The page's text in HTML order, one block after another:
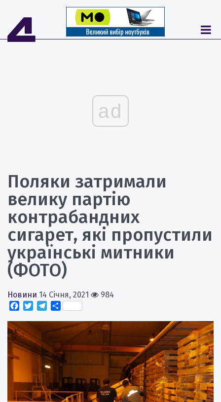
ad
Поляки затримали
велику партію
контрабандних
сигарет, які пропустили
українські митники
(ФОТО)
Новини 14 Січня, 2021
984
Facebook
TwitterTelegram
Поділитися